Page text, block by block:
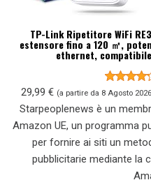
TP-Link Ripetitore WiFi
estensore fino a 120 ㎡,
ethernet,
29,99 € (a partire da 8 Agosto
Starpeoplenews è un
Amazon UE, un programma
per fornire ai siti un
pubblicitarie mediante la